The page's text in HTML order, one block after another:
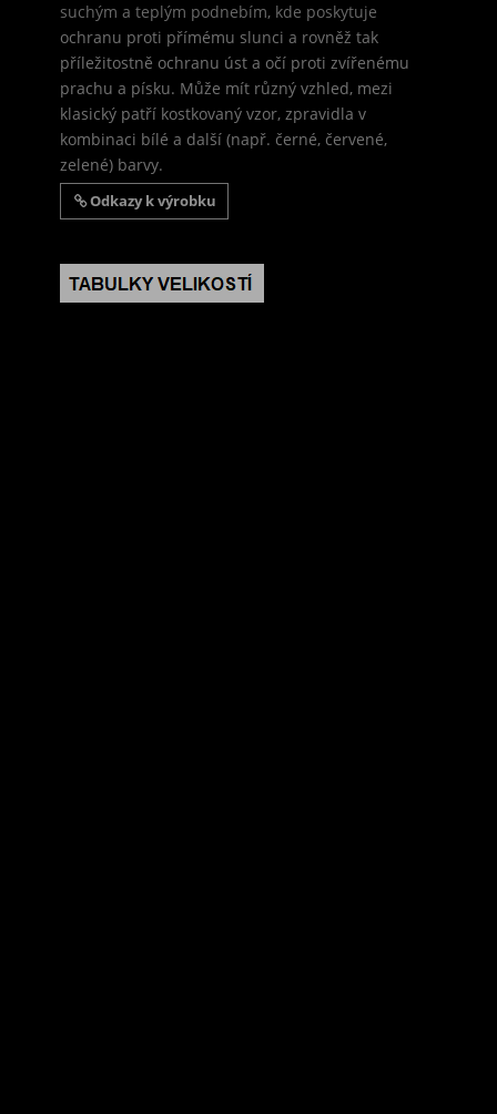
suchým a teplým podnebím, kde poskytuje
ochranu proti přímému slunci a rovněž tak
příležitostně ochranu úst a očí proti zvířenému
prachu a písku. Může mít různý vzhled, mezi
klasický patří kostkovaný vzor, zpravidla v
kombinaci bílé a další (např. černé, červené,
zelené) barvy.
Odkazy k výrobku